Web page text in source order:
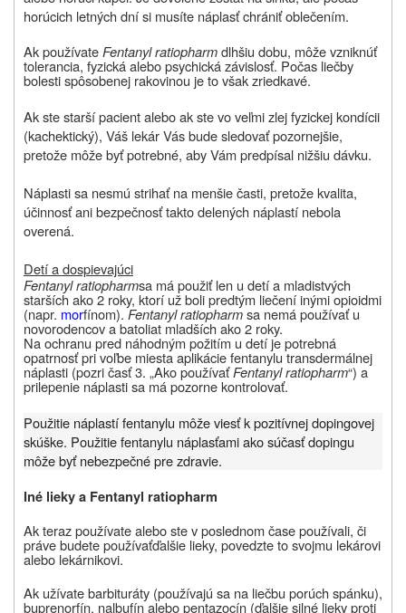
horúcich letných dní si musíte náplasť chrániť oblečením.
Ak používate Fentanyl ratiopharmdlhšiu dobu, môže vzniknúť
tolerancia, fyzická alebo psychická závislosť. Počas liečby
bolesti spôsobenej rakovinou je to však zriedkavé.
Ak ste starší pacient alebo ak ste vo veľmi zlej fyzickej kondícii
(kachektický), Váš lekár Vás bude sledovať pozornejšie,
pretože môže byť potrebné, aby Vám predpísal nižšiu dávku.
Náplasti sa nesmú strihať na menšie časti, pretože kvalita,
účinnosť ani bezpečnosť takto delených náplastí nebola
overená.
Detí a dospievajúci
Fentanyl ratiopharmsa má použiť len u detí a mladistvých
starších ako 2 roky, ktorí už boli predtým liečení inými opioidmi
(napr. morfínom). Fentanyl ratiopharmsa nemá používať u
novorodencov a batoliat mladších ako 2 roky.
Na ochranu pred náhodným požitím u detí je potrebná
opatrnosť pri voľbe miesta aplikácie fentanylu transdermálnej
náplasti (pozri časť 3. „Ako používať Fentanyl ratiopharm“) a
prilepenie náplasti sa má pozorne kontrolovať.
Použitie náplastí fentanylu môže viesť k pozitívnej dopingovej
skúške. Použitie fentanylu náplasťami ako súčasť dopingu
môže byť nebezpečné pre zdravie.
Iné lieky a Fentanyl ratiopharm
Ak teraz používate alebo ste v poslednom čase používali, či
práve budete používaťďalšie lieky, povedzte to svojmu lekárovi
alebo lekárnikovi.
Ak užívate barbituráty (používajú sa na liečbu porúch spánku),
buprenorfín, nalbufín alebo pentazocín (ďalšie silné lieky proti